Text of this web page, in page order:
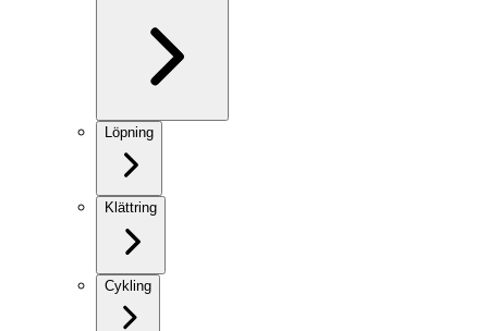
Löpning
Klättring
Cykling